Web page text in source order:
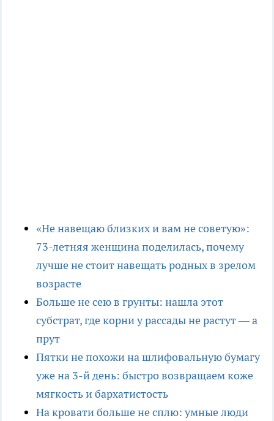
«Не навещаю близких и вам не советую»:
73-летняя женщина поделилась, почему
лучше не стоит навещать родных в зрелом
возрасте
Больше не сею в грунты: нашла этот
субстрат, где корни у рассады не растут — а
прут
Пятки не похожи на шлифовальную бумагу
уже на 3-й день: быстро возвращаем коже
мягкость и бархатистость
На кровати больше не сплю: умные люди